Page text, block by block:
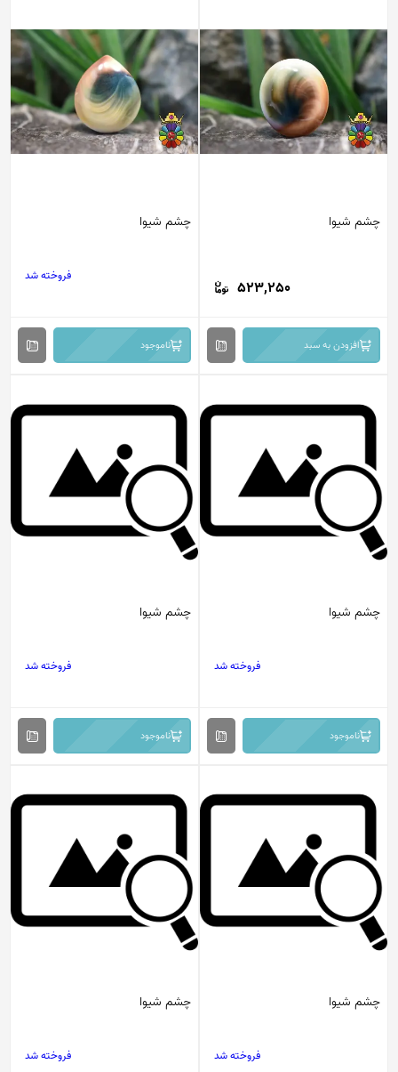
چشم شیوا
523,250
افزودن به سبد
چشم شیوا
فروخته شد
ناموجود
چشم شیوا
فروخته شد
ناموجود
چشم شیوا
فروخته شد
ناموجود
چشم شیوا
فروخته شد
چشم شیوا
فروخته شد